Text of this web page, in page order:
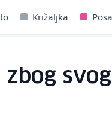
Križaljka